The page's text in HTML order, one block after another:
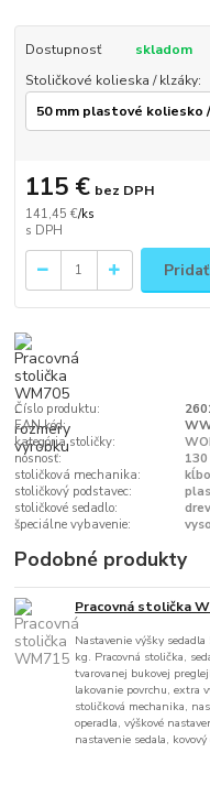
Dostupnosť
skladom
Stoličkové kolieska / klzáky:
141,45 €/ks
115 € bez DPH
Číslo produktu:
EAN kód:
kategória stoličky:
nosnosť:
130
stoličková mechanika:
stoličkový podstavec:
stoličkové sedadlo:
špeciálne vybavenie:
Podobné produkty
Pracovná stolička
Nastavenie výšky
kg. Pracovná stolička,
tvarovanej bukovej
lakovanie povrchu, extra
stoličková mechanika,
operadla, výškové
nastavenie sedala,